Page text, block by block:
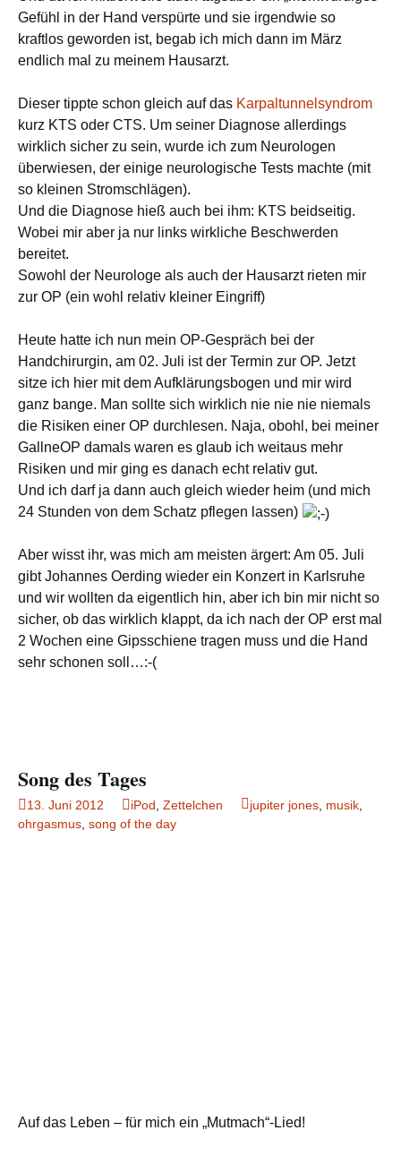
Gefühl in der Hand verspürte und sie irgendwie so
kraftlos geworden ist, begab ich mich dann im März
endlich mal zu meinem Hausarzt.
Dieser tippte schon gleich auf das Karpaltunnelsyndrom
kurz KTS oder CTS. Um seiner Diagnose allerdings
wirklich sicher zu sein, wurde ich zum Neurologen
überwiesen, der einige neurologische Tests machte (mit
so kleinen Stromschlägen).
Und die Diagnose hieß auch bei ihm: KTS beidseitig.
Wobei mir aber ja nur links wirkliche Beschwerden
bereitet.
Sowohl der Neurologe als auch der Hausarzt rieten mir
zur OP (ein wohl relativ kleiner Eingriff)
Heute hatte ich nun mein OP-Gespräch bei der
Handchirurgin, am 02. Juli ist der Termin zur OP. Jetzt
sitze ich hier mit dem Aufklärungsbogen und mir wird
ganz bange. Man sollte sich wirklich nie nie nie niemals
die Risiken einer OP durchlesen. Naja, obohl, bei meiner
GallneOP damals waren es glaub ich weitaus mehr
Risiken und mir ging es danach echt relativ gut.
Und ich darf ja dann auch gleich wieder heim (und mich
24 Stunden von dem Schatz pflegen lassen)
Aber wisst ihr, was mich am meisten ärgert: Am 05. Juli
gibt Johannes Oerding wieder ein Konzert in Karlsruhe
und wir wollten da eigentlich hin, aber ich bin mir nicht so
sicher, ob das wirklich klappt, da ich nach der OP erst mal
2 Wochen eine Gipsschiene tragen muss und die Hand
sehr schonen soll…:-(
Song des Tages
13. Juni 2012 iPod Zettelchen jupiter jones musik
ohrgasmus song of the day
Auf das Leben – für mich ein „Mutmach“-Lied!